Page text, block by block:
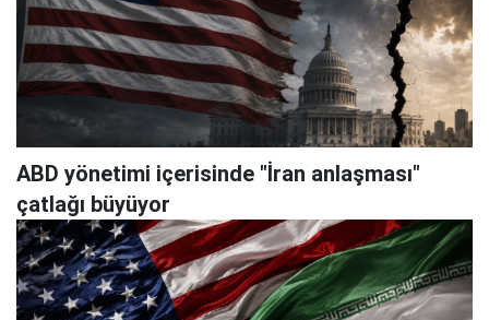
ABD yönetimi içerisinde "İran anlaşması"
çatlağı büyüyor